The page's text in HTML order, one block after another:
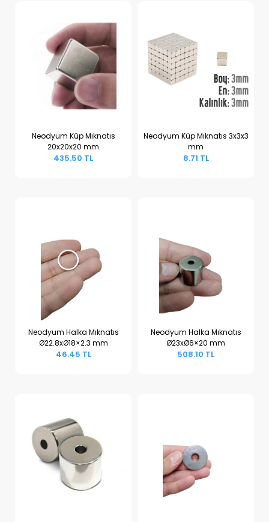
Sepete Ekle
Neodyum Küp Mıknatıs
20x20x20 mm
435.50 TL
Sepete Ekle
Neodyum Küp Mıknatıs 3x3x3
mm
8.71 TL
Sepete Ekle
Neodyum Halka Mıknatıs
Ø22.8xØ18×2.3 mm
46.45 TL
Sepete Ekle
Neodyum Halka Mıknatıs
Ø23xØ6×20 mm
508.10 TL